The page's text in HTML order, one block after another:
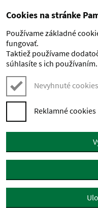
Preskočiť na hlavný obsah
Cookies na stránke
Používame základné
fungovať.
Taktiež používame
súhlasíte s ich používaním.
Nevyhnuté cookies
Reklamné cookies